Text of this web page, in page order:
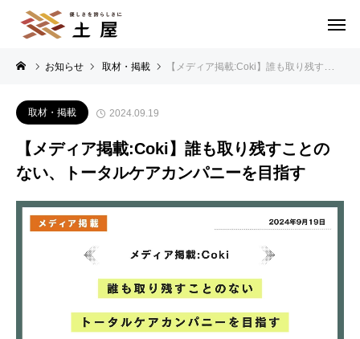
お知らせ 取材・掲載 【メディア掲載:Coki】誰も取り残すことのない、トータルケアカンパニーを目指す
取材・掲載 2024.09.19
【メディア掲載:Coki】誰も取り残すことの
ない、トータルケアカンパニーを目指す